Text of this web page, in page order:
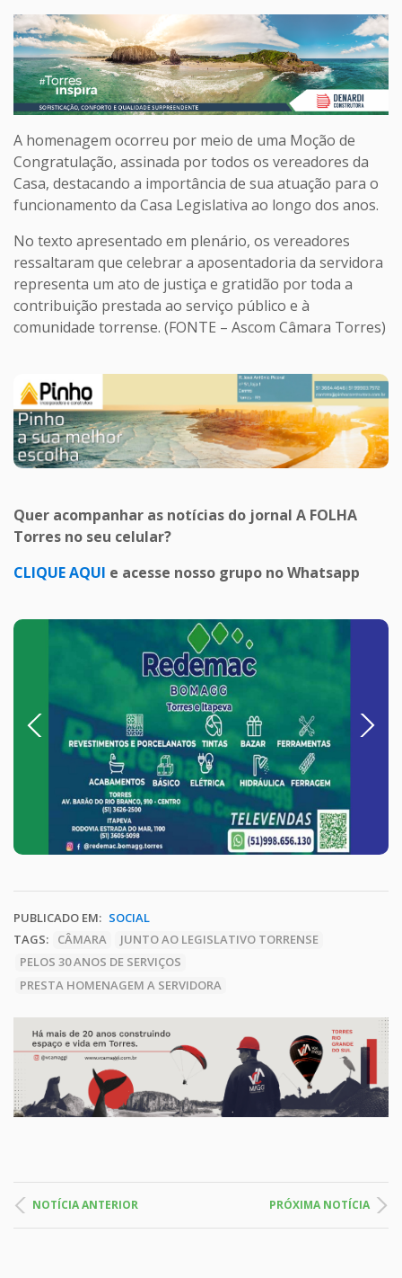
A homenagem ocorreu por meio de uma Moção de
Congratulação, assinada por todos os vereadores da
Casa, destacando a importância de sua atuação para o
funcionamento da Casa Legislativa ao longo dos anos.
No texto apresentado em plenário, os vereadores
ressaltaram que celebrar a aposentadoria da servidora
representa um ato de justiça e gratidão por toda a
contribuição prestada ao serviço público e à
comunidade torrense. (FONTE – Ascom Câmara Torres)
Quer acompanhar as notícias do jornal A FOLHA
Torres no seu celular?
CLIQUE AQUI e acesse nosso grupo no Whatsapp
Previous Next
PUBLICADO EM: SOCIAL
TAGS:
CÂMARA
JUNTO AO LEGISLATIVO TORRENSE
PELOS 30 ANOS DE SERVIÇOS
PRESTA HOMENAGEM A SERVIDORA
NOTÍCIA ANTERIOR PRÓXIMA NOTÍCIA